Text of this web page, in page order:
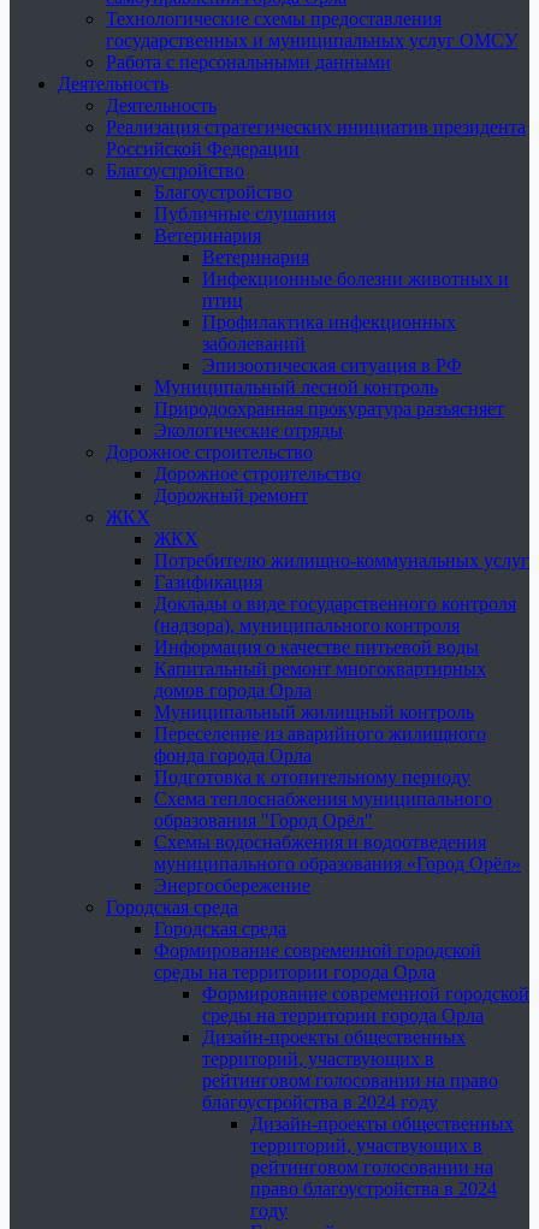
Технологические схемы предоставления
государственных и муниципальных услуг ОМСУ
Работа с персональными данными
Деятельность
Деятельность
Реализация стратегических инициатив президента
Российской Федерации
Благоустройство
Благоустройство
Публичные слушания
Ветеринария
Ветеринария
Инфекционные болезни животных и
птиц
Профилактика инфекционных
заболеваний
Эпизоотическая ситуация в РФ
Муниципальный лесной контроль
Природоохранная прокуратура разъясняет
Экологические отряды
Дорожное строительство
Дорожное строительство
Дорожный ремонт
ЖКХ
ЖКХ
Потребителю жилищно-коммунальных услуг
Газификация
Доклады о виде государственного контроля
(надзора), муниципального контроля
Информация о качестве питьевой воды
Капитальный ремонт многоквартирных
домов города Орла
Муниципальный жилищный контроль
Переселение из аварийного жилищного
фонда города Орла
Подготовка к отопительному периоду
Схема теплоснабжения муниципального
образования "Город Орёл"
Схемы водоснабжения и водоотведения
муниципального образования «Город Орёл»
Энергосбережение
Городская среда
Городская среда
Формирование современной городской
среды на территории города Орла
Формирование современной городской
среды на территории города Орла
Дизайн-проекты общественных
территорий, участвующих в
рейтинговом голосовании на право
благоустройства в 2024 году
Дизайн-проекты общественных
территорий, участвующих в
рейтинговом голосовании на
право благоустройства в 2024
году